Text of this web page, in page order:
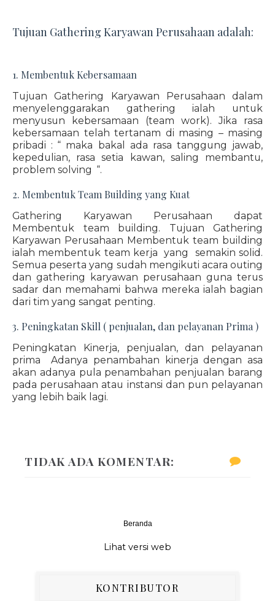
Tujuan Gathering Karyawan Perusahaan adalah:
1. Membentuk Kebersamaan
Tujuan Gathering Karyawan Perusahaan dalam
menyelenggarakan gathering ialah untuk
menyusun kebersamaan (team work). Jika rasa
kebersamaan telah tertanam di masing – masing
pribadi : “ maka bakal ada rasa tanggung jawab,
kepedulian, rasa setia kawan, saling membantu,
problem solving “.
2. Membentuk Team Building yang Kuat
Gathering Karyawan Perusahaan dapat
Membentuk team building. Tujuan Gathering
Karyawan Perusahaan Membentuk team building
ialah membentuk team kerja yang semakin solid.
Semua peserta yang sudah mengikuti acara outing
dan gathering karyawan perusahaan guna terus
sadar dan memahami bahwa mereka ialah bagian
dari tim yang sangat penting.
3. Peningkatan Skill ( penjualan, dan pelayanan Prima )
Peningkatan Kinerja, penjualan, dan pelayanan
prima Adanya penambahan kinerja dengan asa
akan adanya pula penambahan penjualan barang
pada perusahaan atau instansi dan pun pelayanan
yang lebih baik lagi.
TIDAK ADA KOMENTAR:
Beranda
Lihat versi web
KONTRIBUTOR